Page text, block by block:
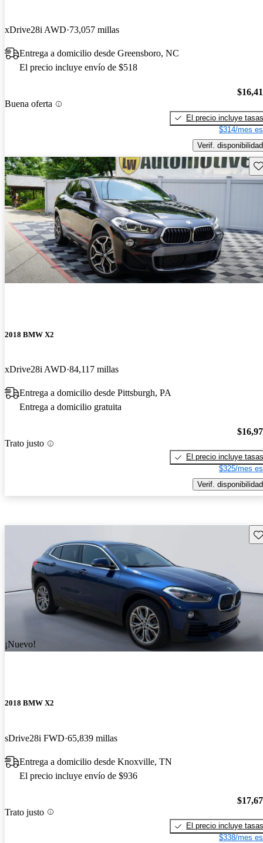
xDrive28i AWD 73,057 millas
Entrega a domicilio desde Greensboro, NC
El precio incluye envío de $518
Buena oferta
El precio incluye tasas
$314/mes
Verif. disponibilidad
2018 BMW X2
xDrive28i AWD 84,117 millas
Entrega a domicilio desde Pittsburgh, PA
Entrega a domicilio gratuita
Trato justo
El precio incluye tasas
$325/mes
Verif. disponibilidad
¡Nuevo!
2018 BMW X2
sDrive28i FWD 65,839 millas
Entrega a domicilio desde Knoxville, TN
El precio incluye envío de $936
Trato justo
El precio incluye tasas
$338/mes